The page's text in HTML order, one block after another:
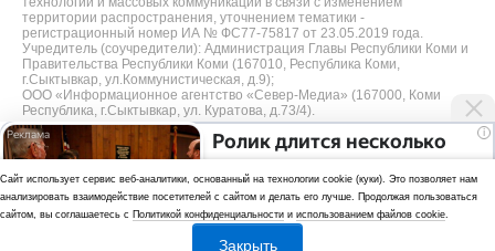
территории распространения, уточнением тематики -
регистрационный номер ИА № ФС77-75817 от 23.05.2019 года.
Учредитель (соучредители): Администрация Главы Республики Коми и
Правительства Республики Коми (167010, Республика Коми,
г.Сыктывкар, ул.Коммунистическая, д.9);
ООО «Информационное агентство «Север-Медиа» (167000, Коми
Республика, г.Сыктывкар, ул. Куратова, д.73/4).
Разработка сайта — web-студия «Цифровой Век»
i
Ролик длится несколько
будете долго Политика
конфиденциальности
Использование аналитики и файлов куки
Cайт использует сервис веб-аналитики, основанный на технологии cookie (куки). Это позволяет нам
анализировать взаимодействие посетителей с сайтом и делать его лучше. Продолжая пользоваться
сайтом, вы соглашаетесь с Политикой конфиденциальности и использованием файлов cookie.
Закрыть